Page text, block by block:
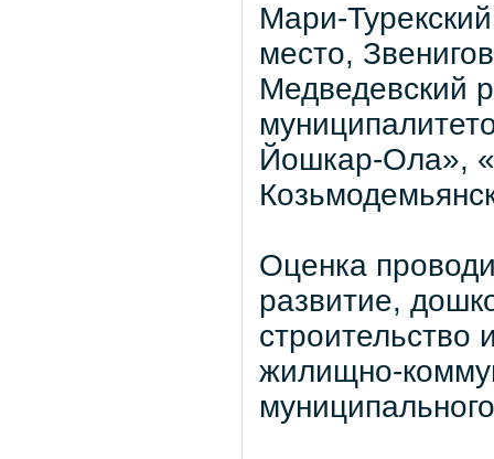
Мари-
место,
Медведевский
Йошкар-Ола»,
Оценка
развитие,
строительство
жилищно-